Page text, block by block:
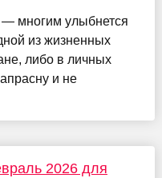
— многим улыбнется
из жизненных
либо в личных
и не
2026 для